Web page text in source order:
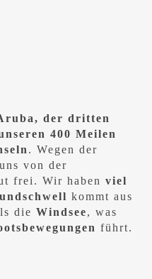
der dritten
400 Meilen
. Wegen der
von der
frei. Wir haben viel
kommt aus
die Windsee, was
führt.